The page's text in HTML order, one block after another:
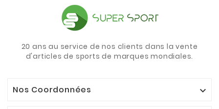
20 ans au service de nos clients dans la vente
d'articles de sports de marques mondiales.
Nos Coordonnées 